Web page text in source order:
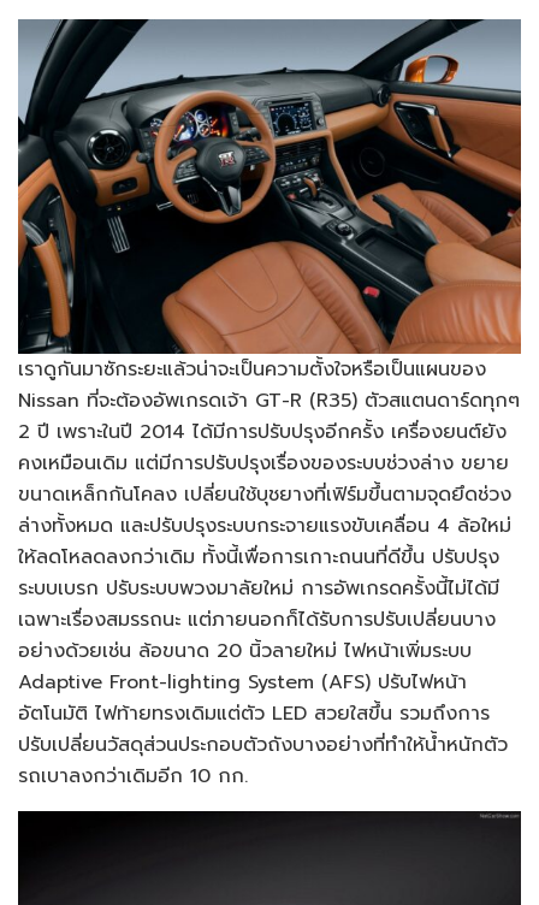
เราดูกันมาซักระยะแล้วน่าจะเป็นความตั้งใจหรือเป็นแผนของ
Nissan ที่จะต้องอัพเกรดเจ้า GT-R (R35) ตัวสแตนดาร์ดทุกๆ
2 ปี เพราะในปี 2014 ได้มีการปรับปรุงอีกครั้ง เครื่องยนต์ยัง
คงเหมือนเดิม แต่มีการปรับปรุงเรื่องของระบบช่วงล่าง ขยาย
ขนาดเหล็กกันโคลง เปลี่ยนใช้บุชยางที่เฟิร์มขึ้นตามจุดยึดช่วง
ล่างทั้งหมด และปรับปรุงระบบกระจายแรงขับเคลื่อน 4 ล้อใหม่
ให้ลดโหลดลงกว่าเดิม ทั้งนี้เพื่อการเกาะถนนที่ดีขึ้น ปรับปรุง
ระบบเบรก ปรับระบบพวงมาลัยใหม่ การอัพเกรดครั้งนี้ไม่ได้มี
เฉพาะเรื่องสมรรถนะ แต่ภายนอกก็ได้รับการปรับเปลี่ยนบาง
อย่างด้วยเช่น ล้อขนาด 20 นิ้วลายใหม่ ไฟหน้าเพิ่มระบบ
Adaptive Front-lighting System (AFS) ปรับไฟหน้า
อัตโนมัติ ไฟท้ายทรงเดิมแต่ตัว LED สวยใสขึ้น รวมถึงการ
ปรับเปลี่ยนวัสดุส่วนประกอบตัวถังบางอย่างที่ทำให้น้ำหนักตัว
รถเบาลงกว่าเดิมอีก 10 กก.